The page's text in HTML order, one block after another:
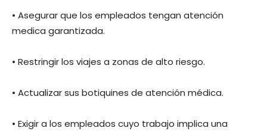
• Asegurar que los empleados tengan atención
medica garantizada.
• Restringir los viajes a zonas de alto riesgo.
• Actualizar sus botiquines de atención médica.
• Exigir a los empleados cuyo trabajo implica una